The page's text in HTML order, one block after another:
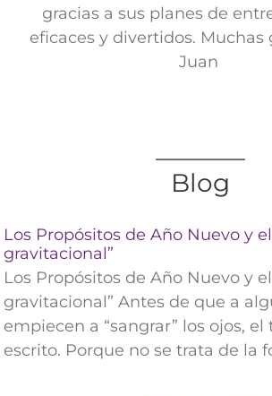
gracias a sus planes de
eficaces y divertidos. Muchas
Juan
Blog
Los Propósitos de Año Nuevo y
gravitacional”
Los Propósitos de Año Nuevo y
gravitacional” Antes de que a
empiecen a “sangrar” los ojos,
escrito. Porque no se trata de la